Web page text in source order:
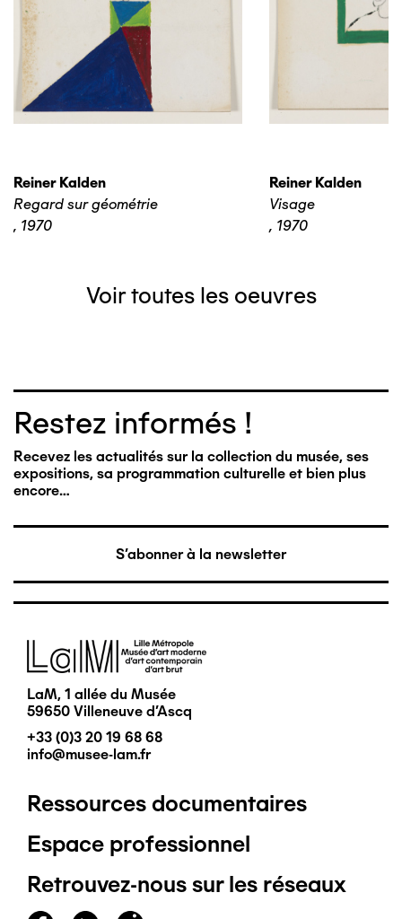
Reiner Kalden
Regard sur géométrie
, 1970
Reiner Kalden
Visage
, 1970
Voir toutes les oeuvres
Restez informés !
Recevez les actualités sur la collection du musée, ses
expositions, sa programmation culturelle et bien plus
encore…
S'abonner à la newsletter
Image
LaM, 1 allée du Musée
59650 Villeneuve d'Ascq
+33 (0)3 20 19 68 68
info@musee-lam.fr
Pied
de
page
Ressources documentaires
Espace professionnel
Retrouvez-nous sur les réseaux